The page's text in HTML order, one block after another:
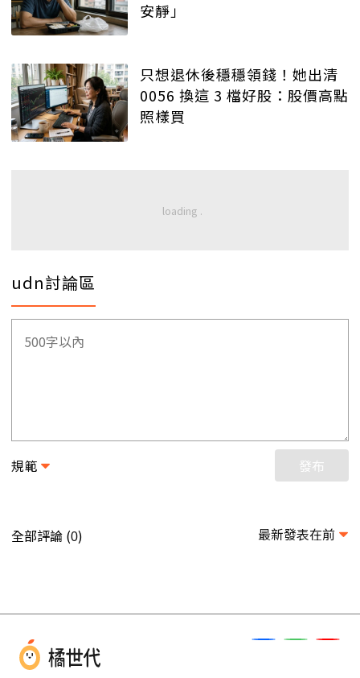
安靜」
只想退休後穩穩領錢！她出清
0056 換這 3 檔好股：股價高點
照樣買
udn討論區
規範 發布
全部評論 (0) 最新發表在前